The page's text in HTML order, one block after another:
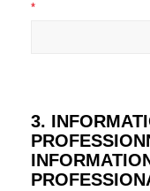
*
3.